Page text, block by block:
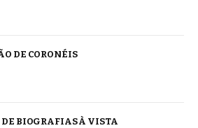
DE CORONÉIS
DE BIOGRAFIAS À VISTA